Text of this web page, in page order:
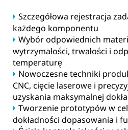
Szczegółowa rejestracja
każdego komponentu
Wybór odpowiednich
wytrzymałości, trwałości i
temperaturę
Nowoczesne techniki
CNC, cięcie laserowe i
uzyskania maksymalnej
Tworzenie prototypów w
dokładności dopasowania i